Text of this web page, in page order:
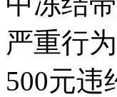
严重行
500元违